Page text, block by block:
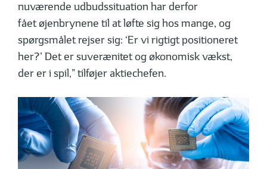
nuværende udbudssituation har derfor
fået øjenbrynene til at løfte sig hos mange, og
spørgsmålet rejser sig: ‘Er vi rigtigt positioneret
her?’ Det er suverænitet og økonomisk vækst,
der er i spil,” tilføjer aktiechefen.